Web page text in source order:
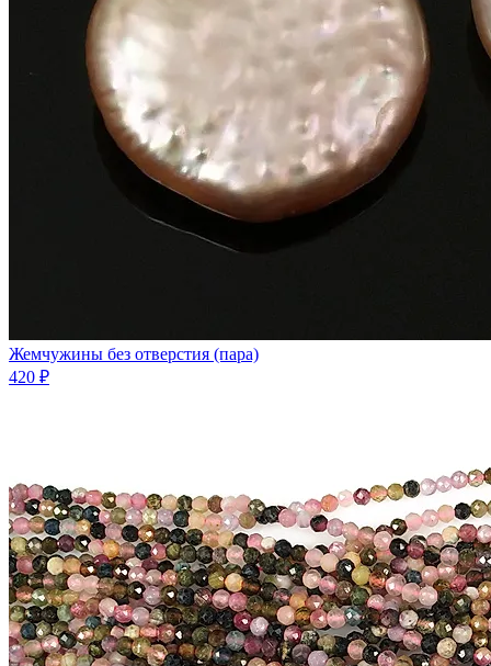
Жемчужины без отверстия (пара)
420 ₽